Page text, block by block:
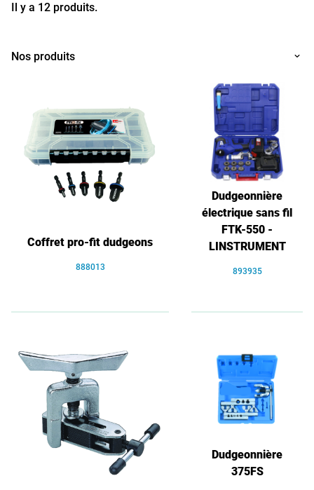
Il y a 12 produits.
Nos produits
Coffret pro-fit dudgeons
888013
Dudgeonnière
électrique sans fil
FTK-550 -
LINSTRUMENT
893935
Dudgeonnière
375FS